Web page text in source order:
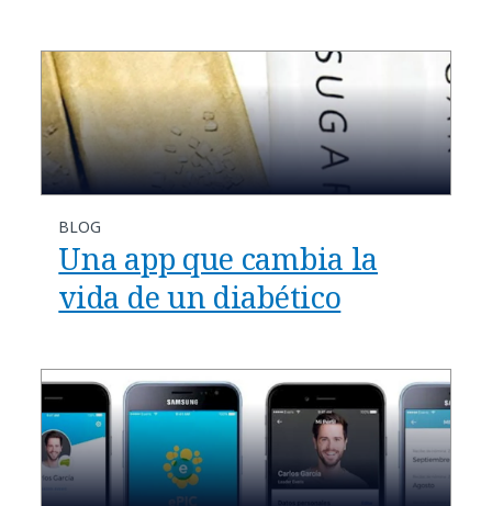
BLOG
Una app que cambia la
vida de un diabético